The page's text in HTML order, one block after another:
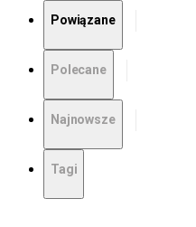
Powiązane
Polecane
Najnowsze
Tagi